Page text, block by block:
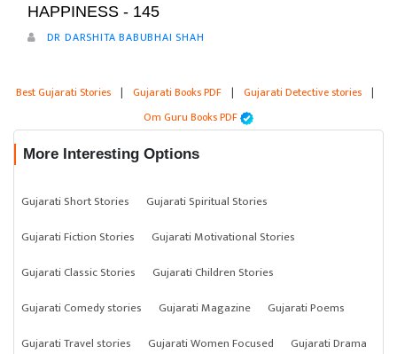
HAPPINESS - 145
DR DARSHITA BABUBHAI SHAH
Best Gujarati Stories | Gujarati Books PDF | Gujarati Detective stories |
Om Guru Books PDF
More Interesting Options
Gujarati Short Stories
Gujarati Spiritual Stories
Gujarati Fiction Stories
Gujarati Motivational Stories
Gujarati Classic Stories
Gujarati Children Stories
Gujarati Comedy stories
Gujarati Magazine
Gujarati Poems
Gujarati Travel stories
Gujarati Women Focused
Gujarati Drama